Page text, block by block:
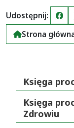
Udostępnij:
Strona
Księga
Księga
Zdrowiu